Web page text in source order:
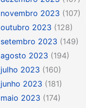
novembro 2023 (107)
outubro 2023 (128)
setembro 2023 (149)
agosto 2023 (194)
julho 2023 (160)
junho 2023 (181)
maio 2023 (174)